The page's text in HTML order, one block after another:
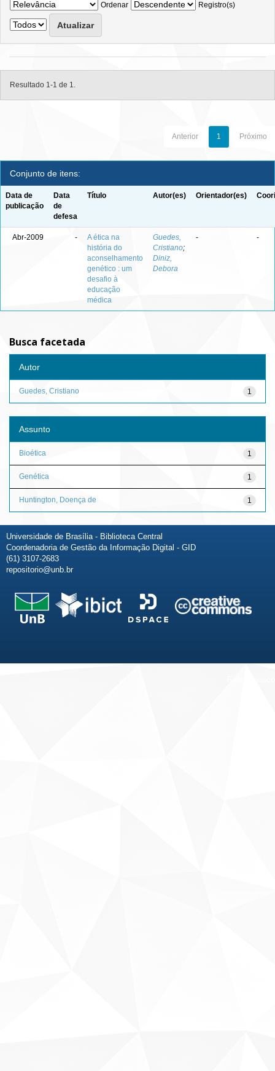
Ordenar
Registro(s)
Resultado 1-1 de 1.
Anterior 1 Próximo
Conjunto de itens:
Data de
publicação
Data
de
defesa
Título Autor(es) Orientador(es)
Abr-2009 -
A ética na
história do
aconselhamento
genético : um
desafio à
educação
médica
Guedes,
Cristiano;
Diniz,
Debora
- -
Busca facetada
Autor
1
Guedes, Cristiano
Assunto
1
Bioética
1
Genética
1
Huntington, Doença de
Universidade de Brasília - Biblioteca Central
Coordenadoria de Gestão da Informação Digital - GID
(61) 3107-2683
repositorio@unb.br